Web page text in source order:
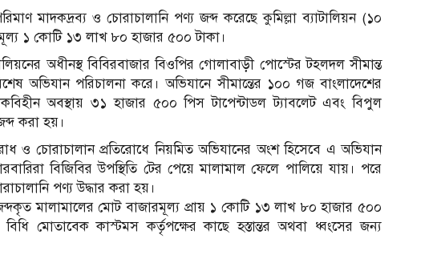
মাদকদ্রব্য ও চোরাচালানি পণ্য জব্দ করেছে কুমিল্লা ব্যাটালিয়ন (১০
১ কোটি ১৩ লাখ ৮০ হাজার ৫০০ টাকা।
অধীনস্থ বিবিরবাজার বিওপির গোলাবাড়ী পোস্টের টহলদল সীমান্ত
অভিযান পরিচালনা করে। অভিযানে সীমান্তের ১০০ গজ বাংলাদেশের
অবস্থায় ৩১ হাজার ৫০০ পিস টাপেন্টাডল ট্যাবলেট এবং বিপুল
করা হয়।
ও চোরাচালান প্রতিরোধে নিয়মিত অভিযানের অংশ হিসেবে এ অভিযান
বিজিবির উপস্থিতি টের পেয়ে মালামাল ফেলে পালিয়ে যায়। পরে
পণ্য উদ্ধার করা হয়।
জব্দকৃত মালামালের মোট বাজারমূল্য প্রায় ১ কোটি ১৩ লাখ ৮০ হাজার ৫০০
মোতাবেক কাস্টমস কর্তৃপক্ষের কাছে হস্তান্তর অথবা ধ্বংসের জন্য